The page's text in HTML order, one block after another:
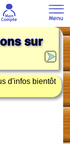
sur
d'infos bientôt